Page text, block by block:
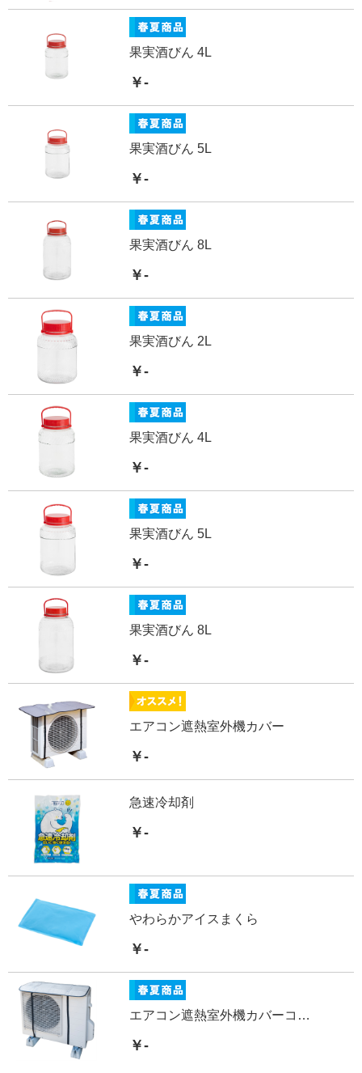
果実酒びん 4L
￥-
果実酒びん 5L
￥-
果実酒びん 8L
￥-
果実酒びん 2L
￥-
果実酒びん 4L
￥-
果実酒びん 5L
￥-
果実酒びん 8L
￥-
エアコン遮熱室外機カバー
￥-
急速冷却剤
￥-
やわらかアイスまくら
￥-
エアコン遮熱室外機カバーコンパクト
￥-